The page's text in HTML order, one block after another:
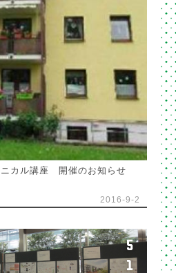
カル講座 開催のお知らせ
2016-9-2
5
1